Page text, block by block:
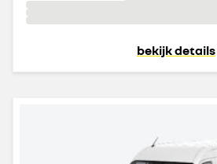
bekijk details